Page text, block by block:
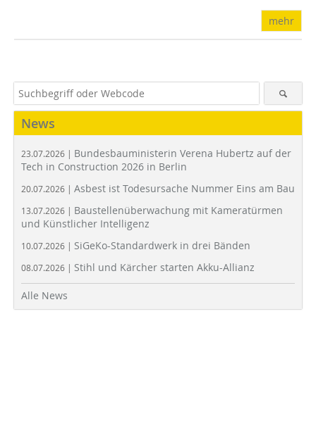
mehr
News
23.07.2026 | Bundesbauministerin Verena Hubertz auf der
Tech in Construction 2026 in Berlin
20.07.2026 | Asbest ist Todesursache Nummer Eins am Bau
13.07.2026 | Baustellenüberwachung mit Kameratürmen
und Künstlicher Intelligenz
10.07.2026 | SiGeKo-Standardwerk in drei Bänden
08.07.2026 | Stihl und Kärcher starten Akku-Allianz
Alle News